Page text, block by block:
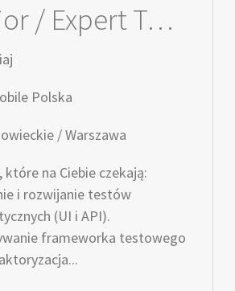
Senior / Expert Tester Automatyzujący / Testerka Automatyzująca - Prepaid Tribe
Polska
/ Warszawa
które na Ciebie czekają:
i rozwijanie testów
(UI i API).
frameworka testowego